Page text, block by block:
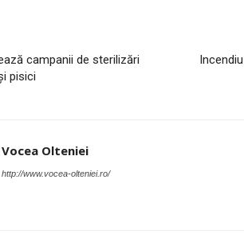
campanii de sterilizări
pisici
Vocea Olteniei
http://www.vocea-olteniei.ro/